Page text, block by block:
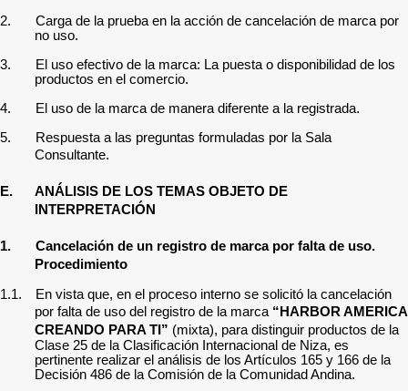
2.
Carga de la prueba en la acción de cancelación de marca por
no uso.
3.
El uso efectivo de la marca: La puesta o disponibilidad de los
productos en el comercio.
4.
El uso de la marca de manera diferente a la registrada.
5.
Respuesta a las preguntas formuladas por la Sala
Consultante.
E.
ANÁLISIS DE LOS TEMAS OBJETO DE
INTERPRETACIÓN
1.
Cancelación de un registro de marca por falta de uso.
Procedimiento
1.1.
En vista que, en el proceso interno se solicitó la cancelación
por falta de uso del registro de la marca “HARBOR AMERICA
CREANDO PARA TI” (mixta), para distinguir productos de la
Clase 25 de la Clasificación Internacional de Niza, es
pertinente realizar el análisis de los Artículos 165 y 166 de la
Decisión 486 de la Comisión de la Comunidad Andina.